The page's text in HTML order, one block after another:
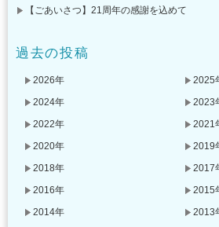
【ごあいさつ】21周年の感謝を込めて
過去の投稿
2026年
2025
2024年
2023
2022年
2021
2020年
2019
2018年
2017
2016年
2015
2014年
2013